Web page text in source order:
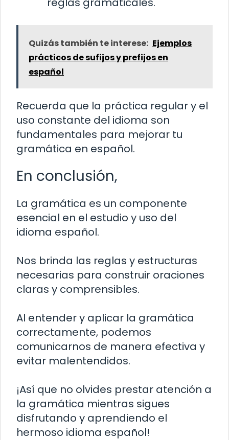
Quizás también te interese: Ejemplos
prácticos de sufijos y prefijos en
español
Recuerda que la práctica regular y el
uso constante del idioma son
fundamentales para mejorar tu
gramática en español.
En conclusión,
La gramática es un componente
esencial en el estudio y uso del
idioma español.
Nos brinda las reglas y estructuras
necesarias para construir oraciones
claras y comprensibles.
Al entender y aplicar la gramática
correctamente, podemos
comunicarnos de manera efectiva y
evitar malentendidos.
¡Así que no olvides prestar atención a
la gramática mientras sigues
disfrutando y aprendiendo el
hermoso idioma español!